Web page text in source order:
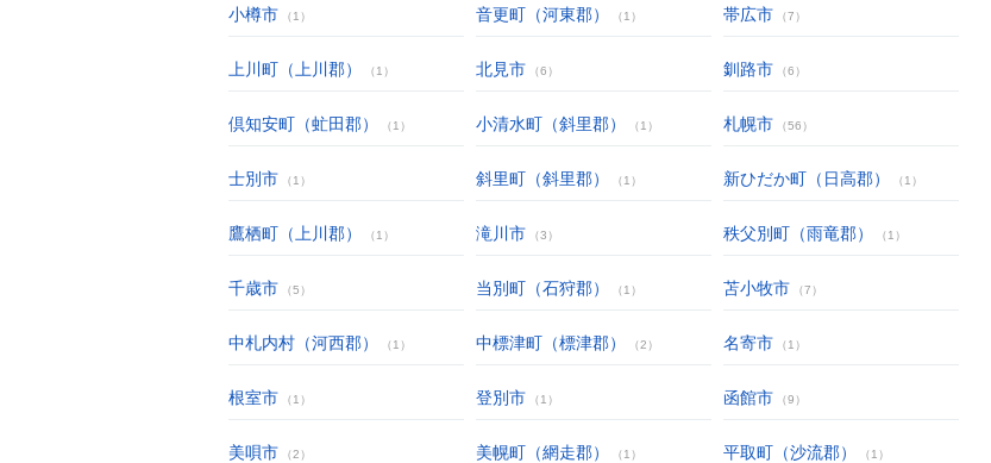
小樽市 （1） 音更町（河東郡） （1） 帯広市 （7）
上川町（上川郡） （1） 北見市 （6） 釧路市 （6）
倶知安町（虻田郡） （1） 小清水町（斜里郡） （1） 札幌市 （56）
士別市 （1） 斜里町（斜里郡） （1） 新ひだか町（日高郡） （1）
鷹栖町（上川郡） （1） 滝川市 （3） 秩父別町（雨竜郡） （1）
千歳市 （5） 当別町（石狩郡） （1） 苫小牧市 （7）
中札内村（河西郡） （1） 中標津町（標津郡） （2） 名寄市 （1）
根室市 （1） 登別市 （1） 函館市 （9）
美唄市 （2） 美幌町（網走郡） （1） 平取町（沙流郡） （1）